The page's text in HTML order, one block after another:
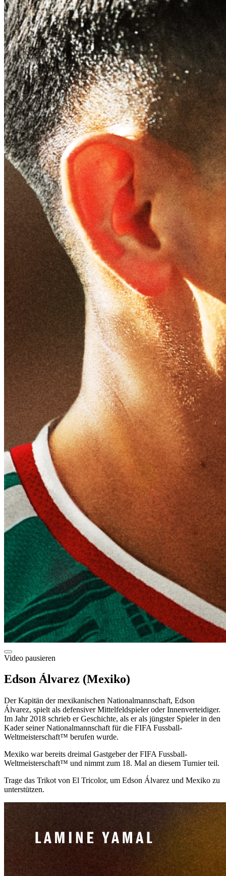
Video pausieren
Edson Álvarez (Mexiko)
Der Kapitän der mexikanischen Nationalmannschaft, Edson
Álvarez, spielt als defensiver Mittelfeldspieler oder Innenverteidiger.
Im Jahr 2018 schrieb er Geschichte, als er als jüngster Spieler in den
Kader seiner Nationalmannschaft für die FIFA Fussball-
Weltmeisterschaft™ berufen wurde.
Mexiko war bereits dreimal Gastgeber der FIFA Fussball-
Weltmeisterschaft™ und nimmt zum 18. Mal an diesem Turnier teil.
Trage das Trikot von El Tricolor, um Edson Álvarez und Mexiko zu
unterstützen.